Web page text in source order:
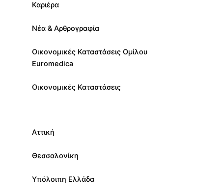
Καριέρα
Νέα & Αρθρογραφία
Οικονομικές Καταστάσεις Ομίλου
Euromedica
Οικονομικές Καταστάσεις
Αττική
Θεσσαλονίκη
Υπόλοιπη Ελλάδα